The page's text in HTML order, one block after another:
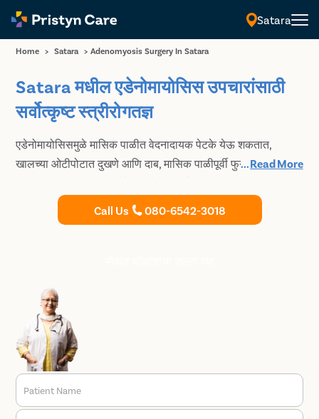
Satara
Home > Satara > Adenomyosis Surgery In Satara
Satara मधील एडेनोमायोसिस उपचारांसाठी
सर्वोत्कृष्ट स्त्रीरोगतज्ञ
एडेनोमायोसिसमुळे मासिक पाळीत वेदनादायक पेटके येऊ शकतात,
खालच्या ओटीपोटात दुखणे आणि दाब, मासिक पाळीपूर्वी फुगणे आणि
स्त्रीरोगतज्ञ एडेनोमायोसिसचे निदान आणि उपचार करण्यात विशेषज्ञ
आहेत आणि सर्व रुग्णांसाठी वैयक्तिक उपचार देतात.
...Read More
Call Us 080-6542-3018
Patient Name